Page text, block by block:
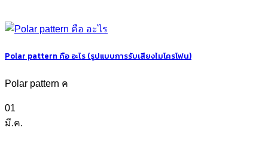
Polar pattern คือ อะไร (รูปแบบการรับเสียงไมโครโฟน)
Polar pattern ค
01
มี.ค.